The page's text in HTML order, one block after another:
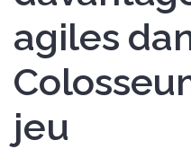
agiles
jeu